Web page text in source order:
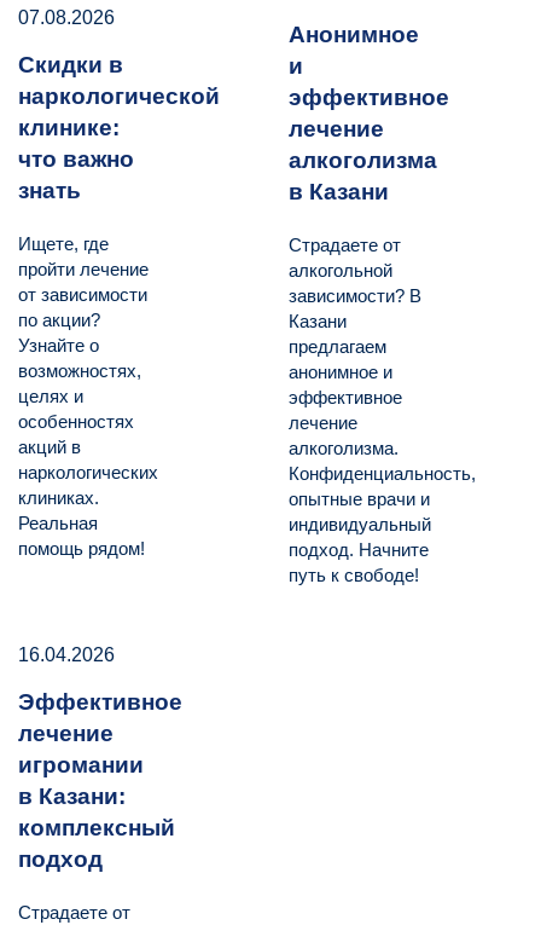
07.08.2026
Скидки в
наркологической
клинике:
что важно
знать
Ищете, где
пройти лечение
от зависимости
по акции?
Узнайте о
возможностях,
целях и
особенностях
акций в
наркологических
клиниках.
Реальная
помощь рядом!
Анонимное
и
эффективное
лечение
алкоголизма
в Казани
Страдаете от
алкогольной
зависимости? В
Казани
предлагаем
анонимное и
эффективное
лечение
алкоголизма.
Конфиденциальность,
опытные врачи и
индивидуальный
подход. Начните
путь к свободе!
16.04.2026
Эффективное
лечение
игромании
в Казани:
комплексный
подход
Страдаете от